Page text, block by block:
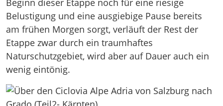
Beginn dieser Etappe noch für eine riesige
Belustigung und eine ausgiebige Pause bereits
am frühen Morgen sorgt, verläuft der Rest der
Etappe zwar durch ein traumhaftes
Naturschutzgebiet, wird aber auf Dauer auch ein
wenig eintönig.